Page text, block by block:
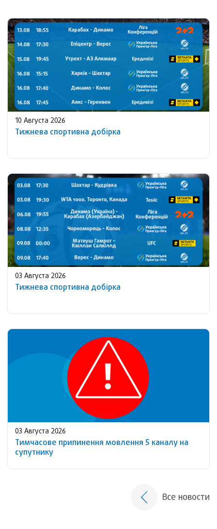
10 Августа 2026
Тижнева спортивна добірка
03 Августа 2026
Тижнева спортивна добірка
03 Августа 2026
Тимчасове припинення мовлення 5 каналу на
супутнику
Все новости